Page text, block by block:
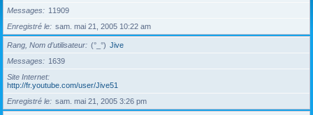
Messages
11909
Enregistré le
sam. mai 21, 2005 10:22 am
Rang, Nom d’utilisateur (°_°) Jive
Messages
1639
Site Internet
http://fr.youtube.com/user/Jive51
Enregistré le
sam. mai 21, 2005 3:26 pm